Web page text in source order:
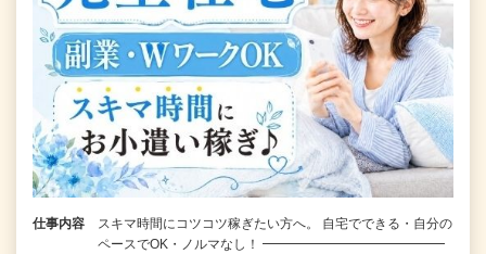
仕事内容
スキマ時間にコツコツ稼ぎたい方へ。 自宅でできる・自分の
ペースでOK・ノルマなし！ ━━━━━━━━━━━━━━